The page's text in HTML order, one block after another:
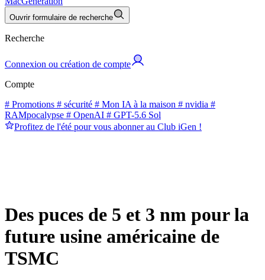
Ouvrir formulaire de recherche
Recherche
Connexion ou création de compte
Compte
# Promotions # sécurité # Mon IA à la maison # nvidia #
RAMpocalypse # OpenAI # GPT-5.6 Sol
Profitez de l'été pour vous abonner au Club iGen !
Des puces de 5 et 3 nm pour la
future usine américaine de
TSMC